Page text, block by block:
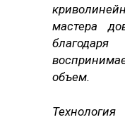
мастера
объем.